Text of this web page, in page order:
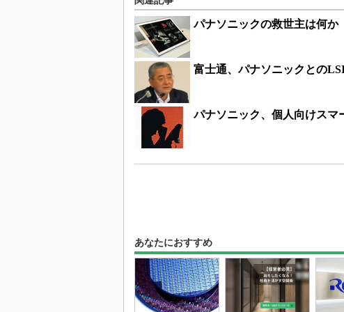
パナソニックの救世主は何か
富士通、パナソニックとの
パナソニック、個人向けスマ
あなたにおすすめ